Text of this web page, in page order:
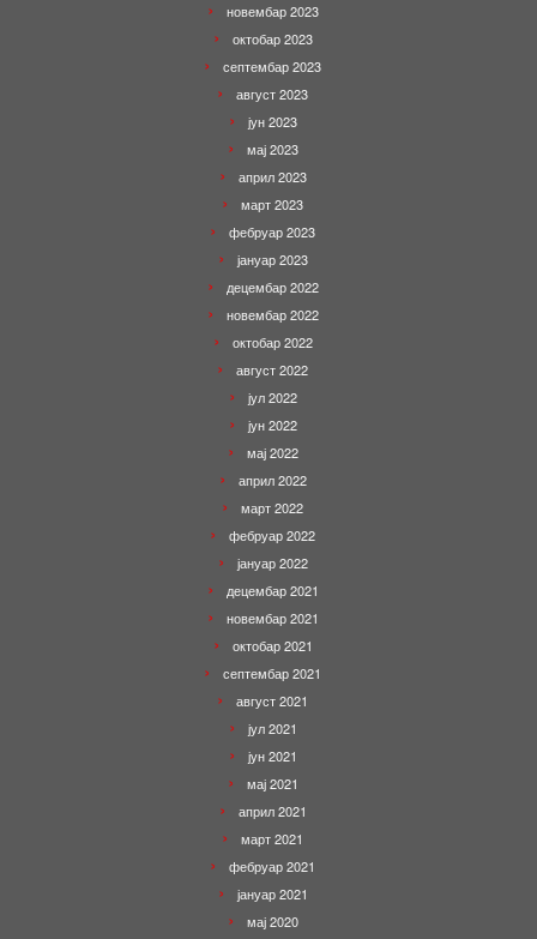
новембар 2023
октобар 2023
септембар 2023
август 2023
јун 2023
мај 2023
април 2023
март 2023
фебруар 2023
јануар 2023
децембар 2022
новембар 2022
октобар 2022
август 2022
јул 2022
јун 2022
мај 2022
април 2022
март 2022
фебруар 2022
јануар 2022
децембар 2021
новембар 2021
октобар 2021
септембар 2021
август 2021
јул 2021
јун 2021
мај 2021
април 2021
март 2021
фебруар 2021
јануар 2021
мај 2020